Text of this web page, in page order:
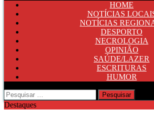
HOME
NOTÍCIAS
NOTÍCIAS
DESPORTO
NECROLOGIA
OPINIÃO
SAÚDE/LAZER
ESCRITURAS
HUMOR
Pesquisar
por:
Destaques